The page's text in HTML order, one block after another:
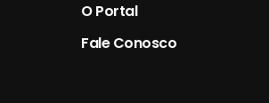
O Portal
Fale Conosco